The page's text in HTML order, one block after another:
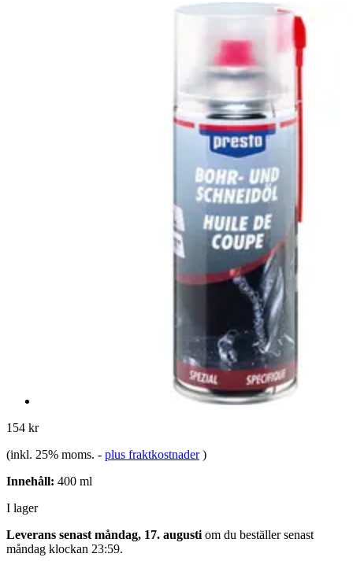
154 kr
(inkl. 25% moms. - plus fraktkostnader )
Innehåll: 400 ml
I lager
Leverans senast måndag, 17. augusti om du beställer senast
måndag klockan 23:59.